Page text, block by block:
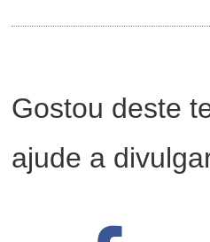
Gostou deste
ajude a